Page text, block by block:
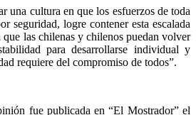
una cultura en que los esfuerzos de toda
seguridad, logre contener esta escalada
las chilenas y chilenos puedan volver
para desarrollarse individual y
requiere del compromiso de todos”.
fue publicada en “El Mostrador” el